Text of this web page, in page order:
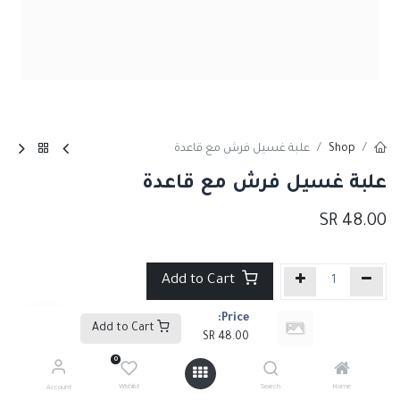
Price:
48.00
Home
Search
0
Wishlist
Account
Shop علبة غسيل فرش مع قاعدة
علبة غسيل فرش مع قاعدة
48.00
Add to Cart
إضافة إلى قائمة الأمنيات